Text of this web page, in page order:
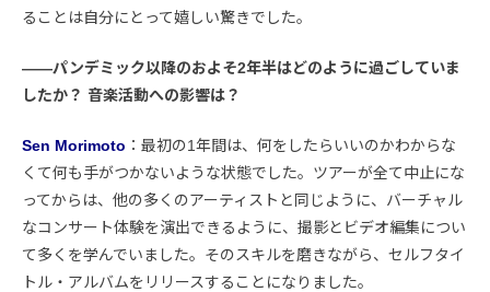
ることは自分にとって嬉しい驚きでした。
――パンデミック以降のおよそ2年半はどのように過ごしていま
したか？ 音楽活動への影響は？
Sen Morimoto ：最初の1年間は、何をしたらいいのかわからな
くて何も手がつかないような状態でした。ツアーが全て中止にな
ってからは、他の多くのアーティストと同じように、バーチャル
なコンサート体験を演出できるように、撮影とビデオ編集につい
て多くを学んでいました。そのスキルを磨きながら、セルフタイ
トル・アルバムをリリースすることになりました。